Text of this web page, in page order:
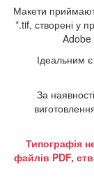
Макети
*.tif, створені у
Adobe
Ідеальним
За
Типографія
файлів PDF,